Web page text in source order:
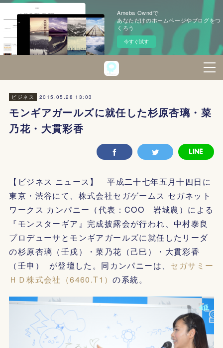
Ameba Owndで
あなただけのホームページやブログをつ
くろう
今すぐ試す
ビジネス 2015.05.28 13:03
モンギアガールズに就任した杉原杏璃・菜
乃花・大貫彩香
【ビジネス ニュース】 平成二十七年五月十四日に
東京・渋谷にて、株式会社セガゲームス セガネット
ワークス カンパニー（代表：COO 岩城農）による
『モンスターギア』完成披露会が行われ、中村泰良
プロデューサとモンギアガールズに就任したリーダ
の杉原杏璃（壬戌）・菜乃花（己巳）・大貫彩香
（壬申） が登壇した。同カンパニーは、 セガサミー
ＨＤ株式会社（6460.T1）の系統。